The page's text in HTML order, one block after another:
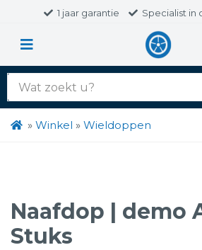
1 jaar garantie Specialist in
Zoek
naar:
» Winkel » Wieldoppen
Naafdop | demo
Stuks